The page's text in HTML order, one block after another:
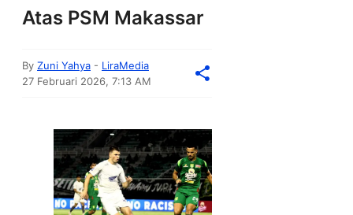
Atas PSM Makassar
By Zuni Yahya - LiraMedia
27 Februari 2026, 7:13 AM